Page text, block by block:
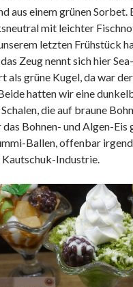
aus einem grünen Sorbet.
mit leichter
letzten Frühstück
Zeug nennt sich hier
als grüne Kugel, da war
hatten wir eine
die auf braune
das Bohnen- und Algen-
Ballen, offenbar
Kautschuk-Industrie.